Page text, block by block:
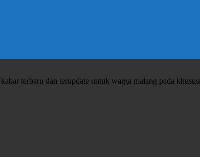
terbaru dan terupdate untuk warga malang pada